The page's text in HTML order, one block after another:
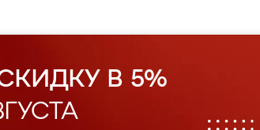
В 5%